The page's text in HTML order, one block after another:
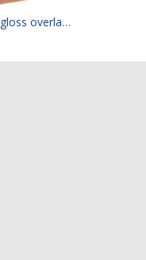
3M 8508 gloss overlaminate op 152 cm x 50 mtr